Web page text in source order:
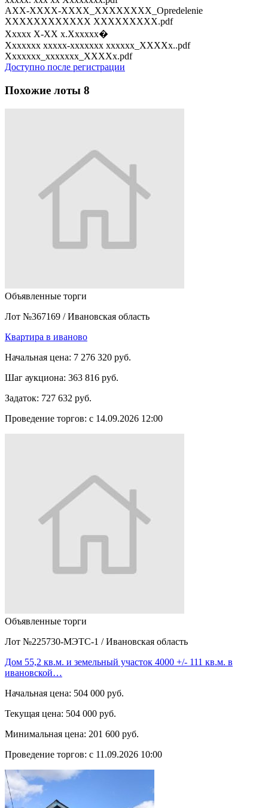
AXX-XXXX-XXXX_XXXXXXXX_Opredelenie
XXXXXXXXXXXX XXXXXXXXX.pdf
Xxxxx X-XX x.Xxxxxx�
Xxxxxxx xxxxx-xxxxxxx xxxxxx_XXXXx..pdf
Xxxxxxx_xxxxxxx_XXXXx.pdf
Доступно после регистрации
Похожие лоты 8
Объявленные торги
Лот №367169 / Ивановская область
Квартира в иваново
Начальная цена: 7 276 320 руб.
Шаг аукциона: 363 816 руб.
Задаток: 727 632 руб.
Проведение торгов: с 14.09.2026 12:00
Объявленные торги
Лот №225730-МЭТС-1 / Ивановская область
Дом 55,2 кв.м. и земельный участок 4000 +/- 111 кв.м. в
ивановской…
Начальная цена: 504 000 руб.
Текущая цена: 504 000 руб.
Минимальная цена: 201 600 руб.
Проведение торгов: с 11.09.2026 10:00